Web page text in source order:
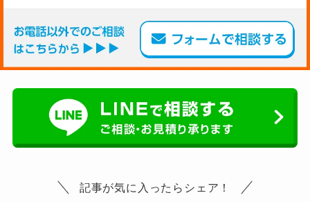
記事が気に入ったらシェア！